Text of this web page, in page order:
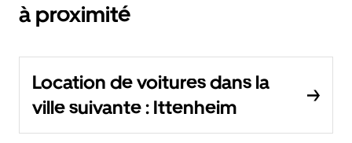
à proximité
Location de voitures dans la
ville suivante : Ittenheim